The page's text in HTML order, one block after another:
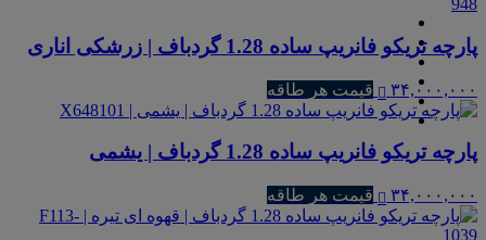
پارچه تریکو فانریپ ساده 1.28 گردباف | زرشکی اناری
۳۴,۰۰۰,۰۰۰ قیمت هر طاقه
پارچه تریکو فانریپ ساده 1.28 گردباف | یشمی
۳۴,۰۰۰,۰۰۰ قیمت هر طاقه